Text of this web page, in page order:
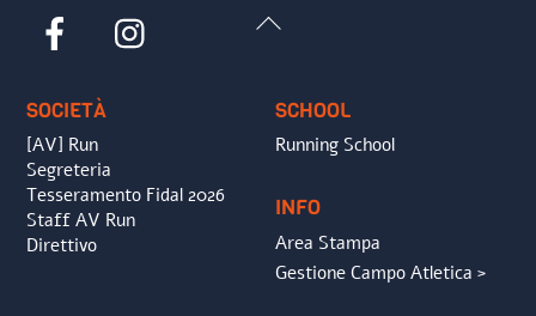
Back
Facebook
SOCIETÀ
[AV] Run
Segreteria
Tesseramento Fidal 2026
Staff AV Run
Direttivo
SCHOOL
Running School
INFO
Area Stampa
Gestione Campo Atletica >